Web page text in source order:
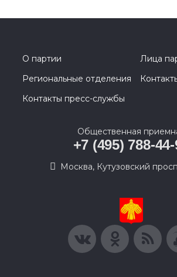
О партии
Лица
Региональные отделения
Контакты пресс-службы
Общественная
+7 (495) 788-
Москва, Кутузовский